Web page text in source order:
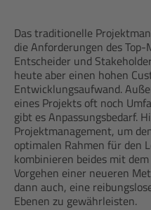
Das traditionelle
die Anforderungen des
Entscheider und
heute aber einen hohen
Entwicklungsaufwand.
eines Projekts oft noch
gibt es Anpassungsbedarf.
Projektmanagement, um
optimalen Rahmen für den
kombinieren beides mit
Vorgehen einer neueren
dann auch, eine
Ebenen zu gewährleisten.